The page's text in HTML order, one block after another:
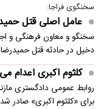
شرایط ما را بپذیرد حفظ
قیمت دلار امروز یکشنبه ۱۸
قیمت طلا امروز یکشنبه ۱۸ مرداد
انهدام باند بزرگ
سخنگوی فراجا:
عامل اصلی قتل
سخنگو و معاون فرهنگی و
دخیل در حادثه قتل
کلثوم اکبری اعدام
برای «کلثوم اکبری» صادر